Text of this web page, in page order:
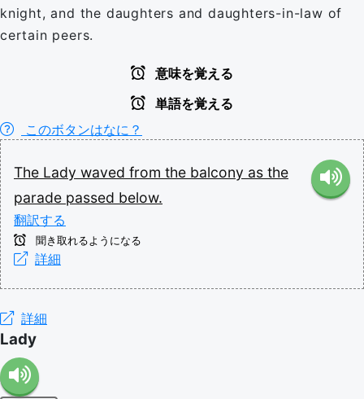
knight, and the daughters and daughters-in-law of
certain peers.
意味を覚える
単語を覚える
このボタンはなに？
The Lady waved from the balcony as the
parade passed below.
翻訳する
聞き取れるようになる
詳細
詳細
Lady